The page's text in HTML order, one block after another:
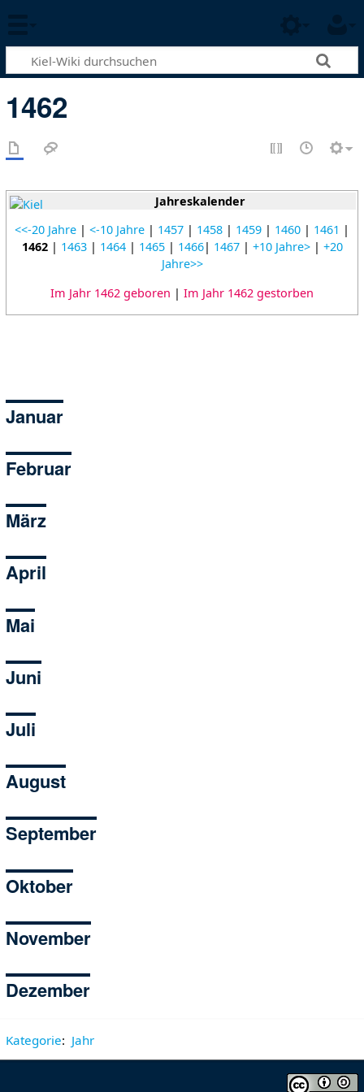
1462
Jahreskalender
<<-20 Jahre | <-10 Jahre | 1457 | 1458 | 1459 | 1460 | 1461 |
1462| 1463| 1464| 1465| 1466| 1467| +10 Jahre>| +20
Jahre>>
Im Jahr 1462 geboren | Im Jahr 1462 gestorben
Januar
Februar
März
April
Mai
Juni
Juli
August
September
Oktober
November
Dezember
Kategorie: Jahr